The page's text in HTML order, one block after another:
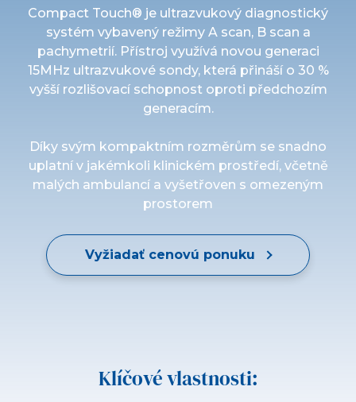
Compact Touch® je ultrazvukový diagnostický
systém vybavený režimy A scan, B scan a
pachymetrií. Přístroj využívá novou generaci
15MHz ultrazvukové sondy, která přináší o 30 %
vyšší rozlišovací schopnost oproti předchozím
generacím.
Díky svým kompaktním rozměrům se snadno
uplatní v jakémkoli klinickém prostředí, včetně
malých ambulancí a vyšetřoven s omezeným
prostorem
Vyžiadať cenovú ponuku
Klíčové vlastnosti: